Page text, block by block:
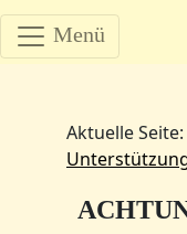
Menü
Aktuelle Seite: